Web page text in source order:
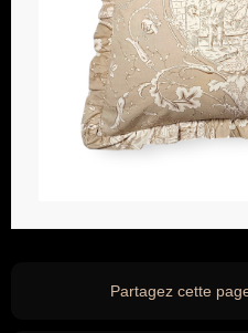
Partagez cette